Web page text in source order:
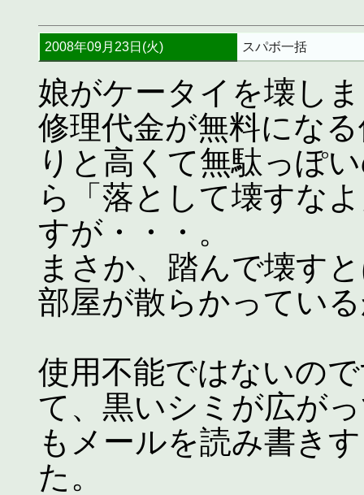
2008年09月23日(火) スパボ一括
娘がケータイを壊し
修理代金が無料にな
りと高くて無駄っぽ
ら「落として壊すな
すが・・・。
まさか、踏んで壊す
部屋が散らかってい
使用不能ではないの
て、黒いシミが広が
もメールを読み書き
た。